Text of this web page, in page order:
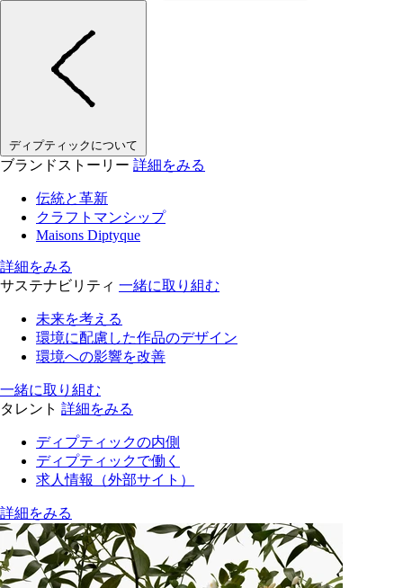
ディプティックについて
ブランドストーリー 詳細をみる
伝統と革新
クラフトマンシップ
Maisons Diptyque
詳細をみる
サステナビリティ 一緒に取り組む
未来を考える
環境に配慮した作品のデザイン
環境への影響を改善
一緒に取り組む
タレント 詳細をみる
ディプティックの内側
ディプティックで働く
求人情報（外部サイト）
詳細をみる